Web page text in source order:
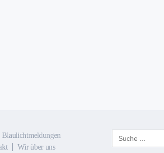
Blaulichtmeldungen
Wir über uns
Search
for: